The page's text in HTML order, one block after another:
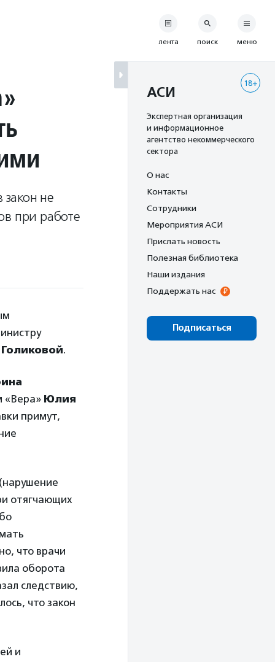
не
при работе
.
«Вера» Юлия
примут,
(нарушение
отягчающих
что врачи
оборота
следствию,
что закон
и
лента поиск меню
18+
АСИ
Экспертная организация
и информационное
агентство некоммерческого
сектора
О нас
Контакты
Сотрудники
Мероприятия АСИ
Прислать новость
Полезная библиотека
Наши издания
Поддержать нас
Подписаться